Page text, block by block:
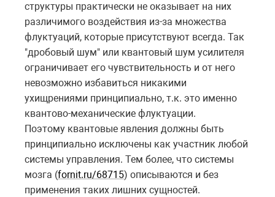
структуры практически не оказывает на них
различимого воздействия из-за множества
флуктуаций, которые присутствуют всегда. Так
"дробовый шум" или квантовый шум усилителя
ограничивает его чувствительность и от него
невозможно избавиться никакими
ухищрениями принципиально, т.к. это именно
квантово-механические флуктуации.
Поэтому квантовые явления должны быть
принципиально исключены как участник любой
системы управления. Тем более, что системы
мозга (fornit.ru/68715) описываются и без
применения таких лишних сущностей.